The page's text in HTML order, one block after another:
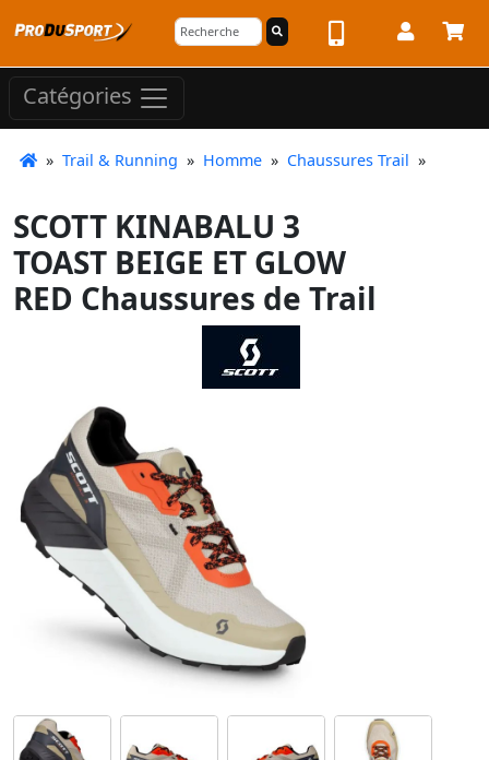
Catégories
» Trail & Running » Homme » Chaussures Trail »
SCOTT KINABALU 3
TOAST BEIGE ET GLOW
RED Chaussures de Trail